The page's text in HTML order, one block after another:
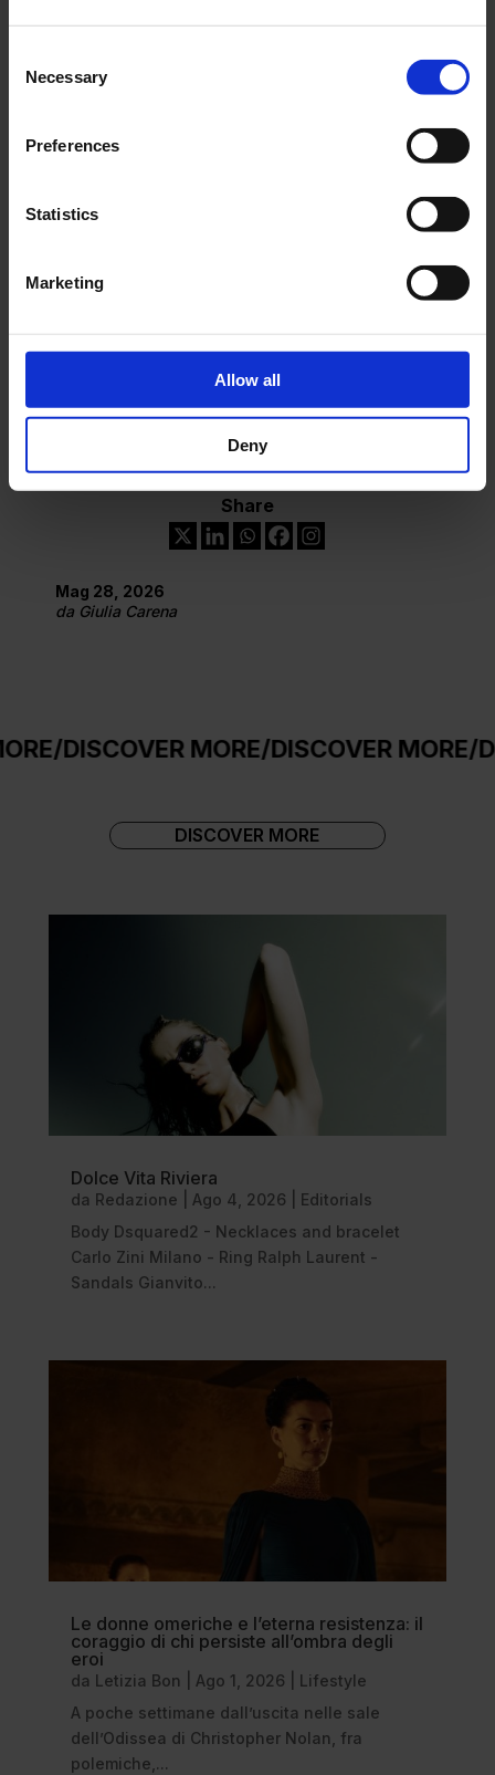
Selection
Necessary
Preferences
Statistics
Marketing
Allow all
Deny
martedì – sabato 9.00 – 18.00
chiuso il lunedì
Share
Mag 28, 2026
da Giulia Carena
MORE/DISCOVER MORE/
DISCOVER MORE
Dolce Vita Riviera
da Redazione Ago 4, 2026
Editorials
Body Dsquared2 - Necklaces and bracelet
Carlo Zini Milano - Ring Ralph Laurent -
Sandals Gianvito...
Le donne omeriche e l’eterna resistenza: il
coraggio di chi persiste all’ombra degli
eroi
da Letizia Bon Ago 1, 2026
Lifestyle
A poche settimane dall’uscita nelle sale
dell’Odissea di Christopher Nolan, fra
polemiche,...